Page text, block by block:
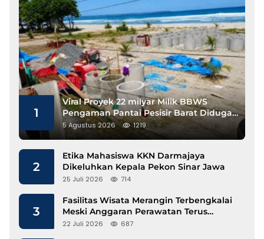
1
Viral Proyek 22 milyar Milik BBWS
Pengaman Pantai Pesisir Barat Diduga
Gunakan Besi Banci
5 Agustus 2026 1219
2
Etika Mahasiswa KKN Darmajaya
Dikeluhkan Kepala Pekon Sinar Jawa
25 Juli 2026 714
3
Fasilitas Wisata Merangin Terbengkalai
Meski Anggaran Perawatan Terus
Mengalir
22 Juli 2026 687